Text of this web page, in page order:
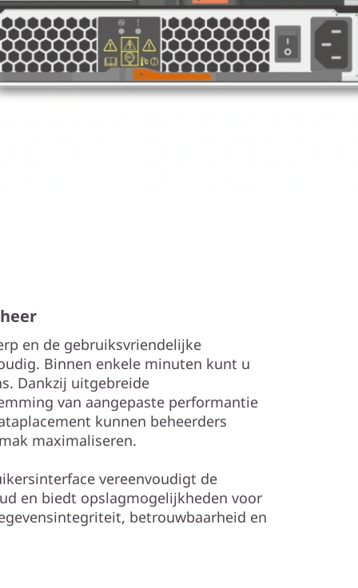
en de gebruiksvriendelijke
Binnen enkele minuten kunt u
Dankzij uitgebreide
van aangepaste performantie
kunnen beheerders
maximaliseren.
vereenvoudigt de
en biedt opslagmogelijkheden voor
betrouwbaarheid en